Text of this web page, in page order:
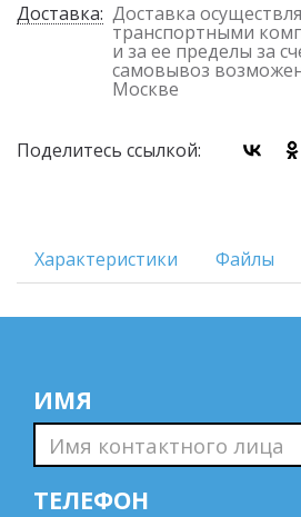
Доставка: Доставка
транспортными
и за ее пределы за
самовывоз возможен
Москве
Поделитесь ссылкой:
Характеристики Файлы
ИМЯ
ТЕЛЕФОН